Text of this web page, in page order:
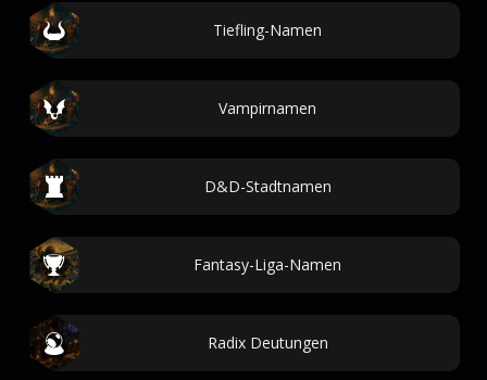
Tiefling-Namen
Vampirnamen
D&D-Stadtnamen
Fantasy-Liga-Namen
Radix Deutungen